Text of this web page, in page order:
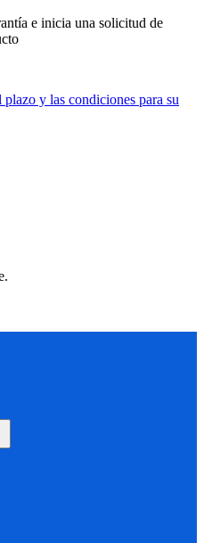
e inicia una solicitud de
y las condiciones para su